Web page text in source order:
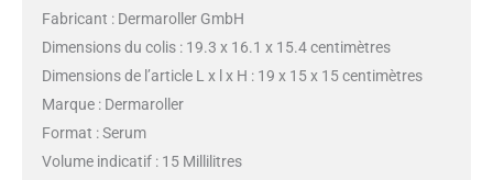
Fabricant : Dermaroller GmbH
Dimensions du colis : 19.3 x 16.1 x 15.4 centimètres
Dimensions de l’article L x l x H : 19 x 15 x 15 centimètres
Marque : Dermaroller
Format : Serum
Volume indicatif : 15 Millilitres